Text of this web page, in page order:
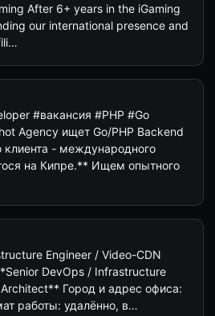
After 6+ years in the iGaming
our international presence and
#вакансия #PHP #Go
Agency ищет Go/PHP Backend
клиента - международного
на Кипре.** Ищем опытного
Engineer / Video-CDN
DevOps / Infrastructure
Город и адрес офиса:
работы: удалённо, в…